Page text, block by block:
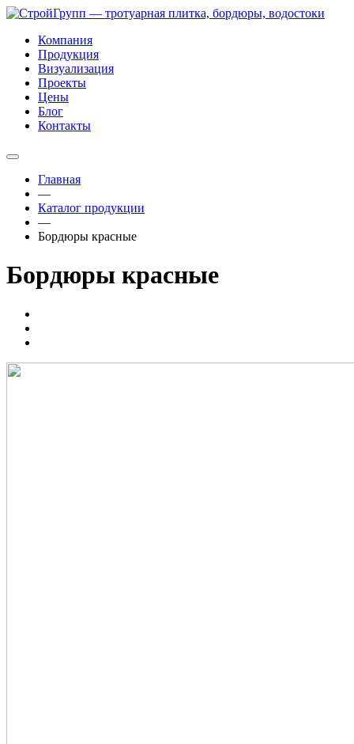
Компания
Продукция
Визуализация
Проекты
Цены
Блог
Контакты
Главная
—
Каталог продукции
—
Бордюры красные
Бордюры красные